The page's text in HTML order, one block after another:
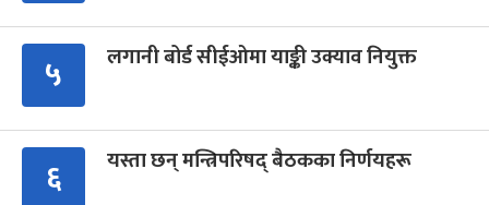
५ लगानी बोर्ड सीईओमा याङ्की उक्याव नियुक्त
६ यस्ता छन् मन्त्रिपरिषद् बैठकका निर्णयहरू